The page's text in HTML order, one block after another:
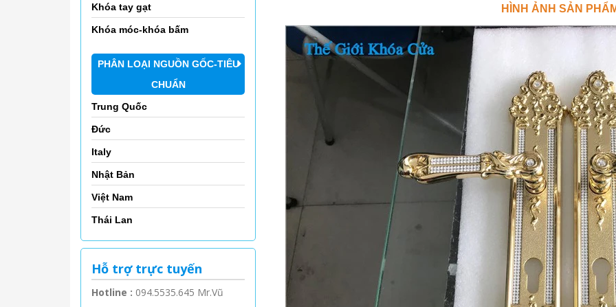
Khóa tay gạt
Khóa móc-khóa bấm
PHÂN LOẠI NGUỒN GỐC-TIÊU
CHUẨN
Trung Quốc
Đức
Italy
Nhật Bản
Việt Nam
Thái Lan
Hỗ trợ trực tuyến
Hotline : 094.5535.645 Mr.Vũ
HÌNH ẢNH SẢN